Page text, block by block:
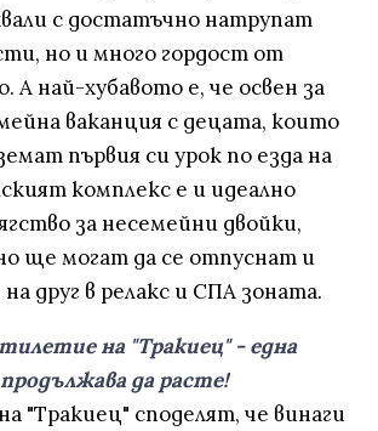
с достатъчно натрупат
но и много гордост от
най-хубавото е, че освен за
ваканция с децата, които
първия си урок по езда на
комплекс е и идеално
за несемейни двойки,
ще могат да се отпуснат и
друг в релакс и СПА зоната.
на "Тракиец" - една
да расте!
"Тракиец" споделят, че винаги